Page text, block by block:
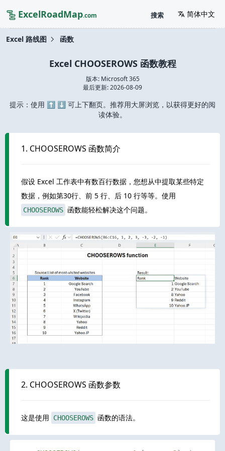
ExcelRoadMap.com 搜索 简体中文
Excel 路线图 函数
Excel CHOOSEROWS 函数教程
版本: Microsoft 365
最后更新:2026-08-09
提示：使用 ⬆️ ⬇️ 可上下翻页。推荐用大屏浏览，以获得更好的阅
读体验。
1. CHOOSEROWS 函数简介
假设 Excel 工作表中有数百行数据，您想从中提取某些特定
数据，例如第30行、前 5 行、后 10 行等等。使用
CHOOSEROWS 函数能轻松解决这个问题。
2. CHOOSEROWS 函数参数
这是使用 CHOOSEROWS 函数的语法。